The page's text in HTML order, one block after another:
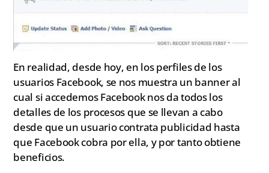
En realidad, desde hoy, en los perfiles de los
usuarios Facebook, se nos muestra un banner al
cual si accedemos Facebook nos da todos los
detalles de los procesos que se llevan a cabo
desde que un usuario contrata publicidad hasta
que Facebook cobra por ella, y por tanto obtiene
beneficios.